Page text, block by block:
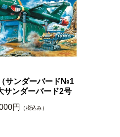
サンダーバード№1
サンダーバード2号
円
（税込み）